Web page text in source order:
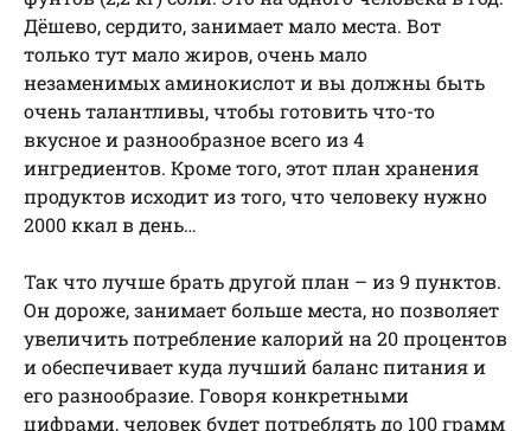
Дёшево, сердито, занимает мало места. Вот
только тут мало жиров, очень мало
незаменимых аминокислот и вы должны быть
очень талантливы, чтобы готовить что-то
вкусное и разнообразное всего из 4
ингредиентов. Кроме того, этот план хранения
продуктов исходит из того, что человеку нужно
2000 ккал в день…
Так что лучше брать другой план – из 9 пунктов.
Он дороже, занимает больше места, но позволяет
увеличить потребление калорий на 20 процентов
и обеспечивает куда лучший баланс питания и
его разнообразие. Говоря конкретными
цифрами, человек будет потреблять до 100 грамм